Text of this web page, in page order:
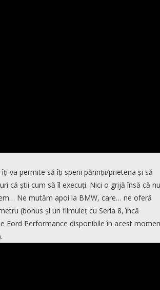
va permite să îți sperii părinții/prietena și să
că știi cum să îl execuți. Nici o grijă însă că nu
Ne mutăm apoi la BMW, care… ne oferă
(bonus și un filmuleț cu Seria 8, încă
Ford Performance disponibile în acest